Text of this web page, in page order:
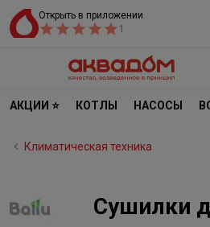
Открыть в приложении
1
АКЦИИ ⭐ КОТЛЫ НАСОСЫ
Климатическая техника
Сушилки